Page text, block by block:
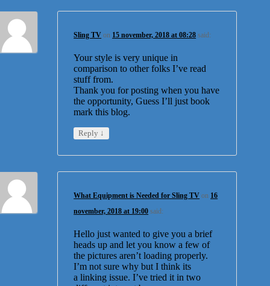
Sling TV on 15 november, 2018 at 08:28 said:
Your style is very unique in
comparison to other folks I’ve read
stuff from.
Thank you for posting when you have
the opportunity, Guess I’ll just book
mark this blog.
Reply ↓
What Equipment is Needed for Sling TV on 16
november, 2018 at 19:00 said:
Hello just wanted to give you a brief
heads up and let you know a few of
the pictures aren’t loading properly.
I’m not sure why but I think its
a linking issue. I’ve tried it in two